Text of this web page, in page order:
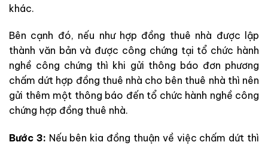
khác.
Bên cạnh đó, nếu như hợp đồng thuê nhà được lập
thành văn bản và được công chứng tại tổ chức hành
nghề công chứng thì khi gửi thông báo đơn phương
chấm dứt hợp đồng thuê nhà cho bên thuê nhà thì nên
gửi thêm một thông báo đến tổ chức hành nghề công
chứng hợp đồng thuê nhà.
Bước 3: Nếu bên kia đồng thuận về việc chấm dứt thì